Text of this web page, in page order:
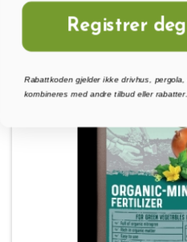
Registrer
Rabattkoden gjelder ikke drivhus,
kombineres med andre tilbud eller rabatter.